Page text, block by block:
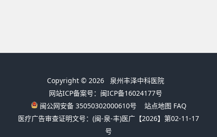
Copyright © 2026 泉州丰泽中科医院
网站ICP备案号：闽ICP备16024177号
闽公网安备 35050302000610号
站点地图 FAQ
医疗广告审查证明文号：(闽-泉-丰)医广【2026】第02-11-17
号